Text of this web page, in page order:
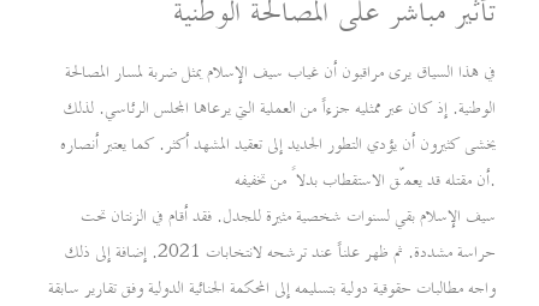
تأثير مباشر على المصالحة الوطنية
في هذا السياق يرى مراقبون أن غياب سيف الإسلام يمثل ضربة لمسار المصالحة
الوطنية. إذ كان عبر ممثليه جزءاً من العملية التي يرعاها المجلس الرئاسي. لذلك
يخشى كثيرون أن يؤدي التطور الجديد إلى تعقيد المشهد أكثر. كما يعتبر أنصاره
أن مقتله قد يعمّق الاستقطاب بدلاً من تخفيفه.
سيف الإسلام بقي لسنوات شخصية مثيرة للجدل. فقد أقام في الزنتان تحت
حراسة مشددة. ثم ظهر علناً عند ترشحه لانتخابات 2021. إضافة إلى ذلك
واجه مطالبات حقوقية دولية بتسليمه إلى المحكمة الجنائية الدولية وفق تقارير سابقة